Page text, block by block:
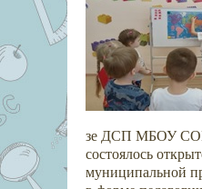
зе ДСП МБОУ
состоялось
муниципальной